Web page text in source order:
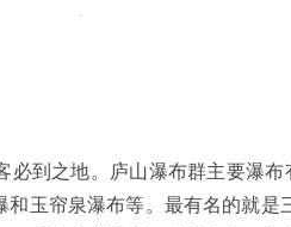
到之地。庐山瀑布群主要瀑
玉帘泉瀑布等。最有名的就是